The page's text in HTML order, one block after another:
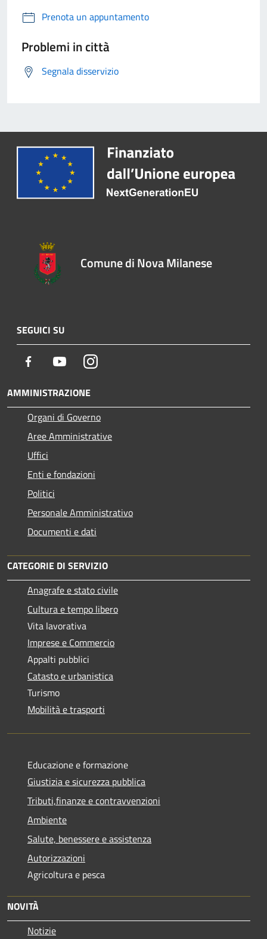
Prenota un appuntamento
Problemi in città
Segnala disservizio
Comune di Nova Milanese
SEGUICI SU
Facebook YoutubeInstagram
AMMINISTRAZIONE
Organi di Governo
Aree Amministrative
Uffici
Enti e fondazioni
Politici
Personale Amministrativo
Documenti e dati
CATEGORIE DI SERVIZIO
Anagrafe e stato civile
Cultura e tempo libero
Vita lavorativa
Imprese e Commercio
Appalti pubblici
Catasto e urbanistica
Turismo
Mobilità e trasporti
Educazione e formazione
Giustizia e sicurezza pubblica
Tributi,finanze e contravvenzioni
Ambiente
Salute, benessere e assistenza
Autorizzazioni
Agricoltura e pesca
NOVITÀ
Notizie